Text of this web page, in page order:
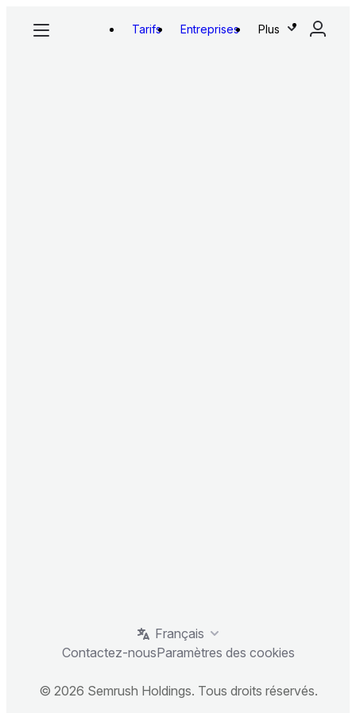
Tarifs Entreprises Plus
Français
Contactez-nousParamètres des cookies
© 2026 Semrush Holdings. Tous droits réservés.